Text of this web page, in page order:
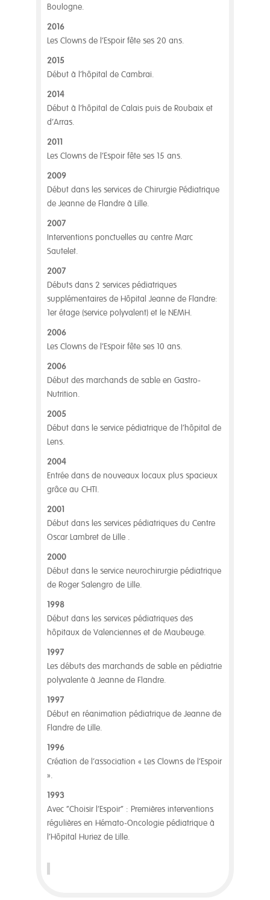
Boulogne.
2016
Les Clowns de l’Espoir fête ses 20 ans.
2015
Début à l’hôpital de Cambrai.
2014
Début à l’hôpital de Calais puis de Roubaix et
d’Arras.
2011
Les Clowns de l’Espoir fête ses 15 ans.
2009
Début dans les services de Chirurgie Pédiatrique
de Jeanne de Flandre à Lille.
2007
Interventions ponctuelles au centre Marc
Sautelet.
2007
Débuts dans 2 services pédiatriques
supplémentaires de Hôpital Jeanne de Flandre:
1er étage (service polyvalent) et le NEMH.
2006
Les Clowns de l’Espoir fête ses 10 ans.
2006
Début des marchands de sable en Gastro-
Nutrition.
2005
Début dans le service pédiatrique de l’hôpital de
Lens.
2004
Entrée dans de nouveaux locaux plus spacieux
grâce au CHTI.
2001
Début dans les services pédiatriques du Centre
Oscar Lambret de Lille .
2000
Début dans le service neurochirurgie pédiatrique
de Roger Salengro de Lille.
1998
Début dans les services pédiatriques des
hôpitaux de Valenciennes et de Maubeuge.
1997
Les débuts des marchands de sable en pédiatrie
polyvalente à Jeanne de Flandre.
1997
Début en réanimation pédiatrique de Jeanne de
Flandre de Lille.
1996
Création de l’association « Les Clowns de l’Espoir
».
1993
Avec “Choisir l’Espoir” : Premières interventions
régulières en Hémato-Oncologie pédiatrique à
l’Hôpital Huriez de Lille.